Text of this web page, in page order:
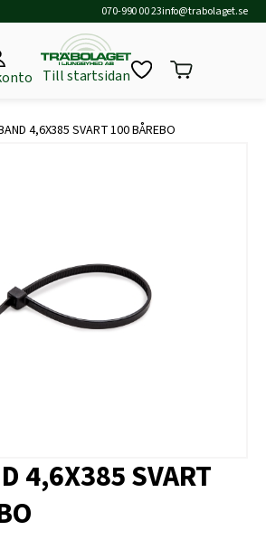
070-990 00 23info@trabolaget.se
Till startsidan
4,6X385 SVART 100 BÅREBO
4,6X385 SVART